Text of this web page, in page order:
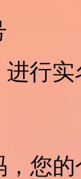
行
您